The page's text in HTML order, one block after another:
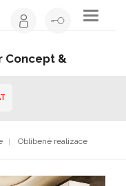
Toggle
Concept &
Oblíbené realizace